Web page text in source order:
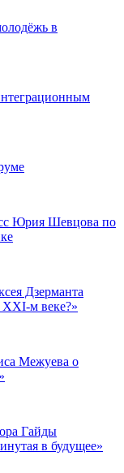
в
Юрия Шевцова по
Дзерманта
м веке?»
Межуева о
Гайды
в будущее»